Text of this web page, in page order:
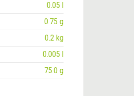
0.05 l
0.75 g
0.2 kg
0.005 l
75.0 g